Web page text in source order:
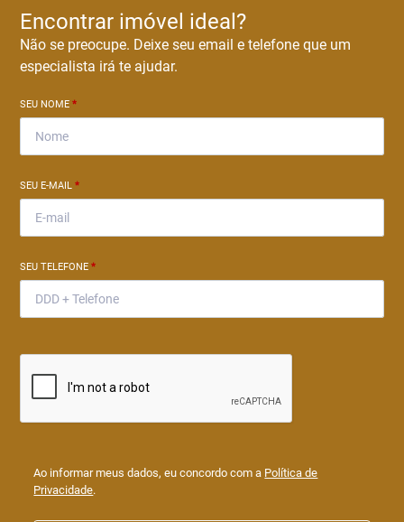
Encontrar imóvel ideal?
Não se preocupe. Deixe seu email e telefone que um
especialista irá te ajudar.
SEU NOME*
SEU E-MAIL*
SEU TELEFONE*
Ao informar meus dados, eu concordo com a Política de
Privacidade.